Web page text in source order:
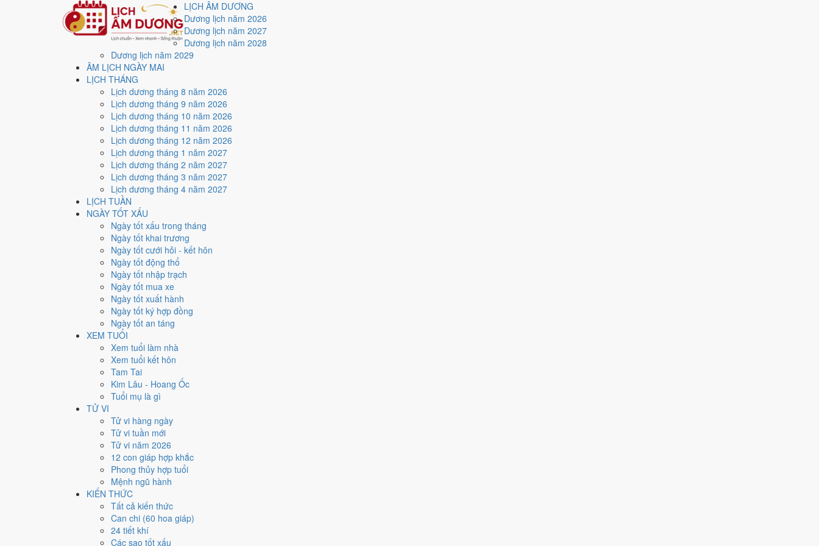
LỊCH ÂM DƯƠNG
Dương lịch năm 2026
Dương lịch năm 2027
Dương lịch năm 2028
Dương lịch năm 2029
ÂM LỊCH NGÀY MAI
LỊCH THÁNG
Lịch dương tháng 8 năm 2026
Lịch dương tháng 9 năm 2026
Lịch dương tháng 10 năm 2026
Lịch dương tháng 11 năm 2026
Lịch dương tháng 12 năm 2026
Lịch dương tháng 1 năm 2027
Lịch dương tháng 2 năm 2027
Lịch dương tháng 3 năm 2027
Lịch dương tháng 4 năm 2027
LỊCH TUẦN
NGÀY TỐT XẤU
Ngày tốt xấu trong tháng
Ngày tốt khai trương
Ngày tốt cưới hỏi - kết hôn
Ngày tốt động thổ
Ngày tốt nhập trạch
Ngày tốt mua xe
Ngày tốt xuất hành
Ngày tốt ký hợp đồng
Ngày tốt an táng
XEM TUỔI
Xem tuổi làm nhà
Xem tuổi kết hôn
Tam Tai
Kim Lâu - Hoang Ốc
Tuổi mụ là gì
TỬ VI
Tử vi hàng ngày
Tử vi tuần mới
Tử vi năm 2026
12 con giáp hợp khắc
Phong thủy hợp tuổi
Mệnh ngũ hành
KIẾN THỨC
Tất cả kiến thức
Can chi (60 hoa giáp)
24 tiết khí
Các sao tốt xấu
Trang chủ
Lịch năm 2026
Tháng 8/2026
Ngày 27/8/2026 (Quý Dậu)
Xem ngày27/8/2026
Ngày 27/8/2026 dương lịch (Thứ Năm) là ngày 15/7/2026 âm lịch
điểm trung bình3.9/10cho các việc quan trọng. Giờ Hoàng Đạo trong ngày:
Ngày Dương
Thứ Năm
Tháng 8 năm 2026
Tháng 7 âm năm 2026
Quý Dậu
Ngày Quý Dậu có Trực
các quyết định lớn khó đảo ngược.
Sửu, Tỵ, Thìnhợp ngày; tuổi
Ngày 27/8/2026 tốt hay xấu cho việc gì?
Ngày 27/8/2026 đạt3.9/10
mới) nhưng gặp Sao Huyền Vũ hắc đạo nên điểm từng việc chênh nhau như bảng dưới.
Cưới hỏi - đính hôn
Trung bình